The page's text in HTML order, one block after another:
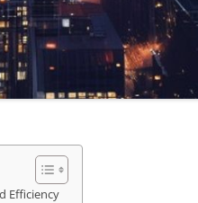
Efficiency